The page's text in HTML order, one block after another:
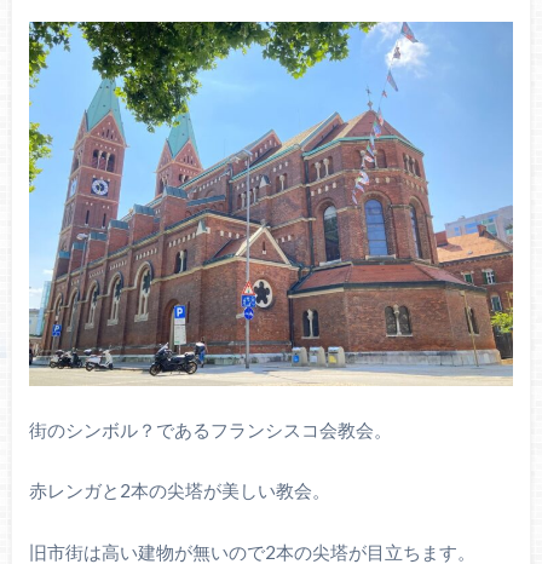
街のシンボル？であるフランシスコ会教会。
赤レンガと2本の尖塔が美しい教会。
旧市街は高い建物が無いので2本の尖塔が目立ちます。